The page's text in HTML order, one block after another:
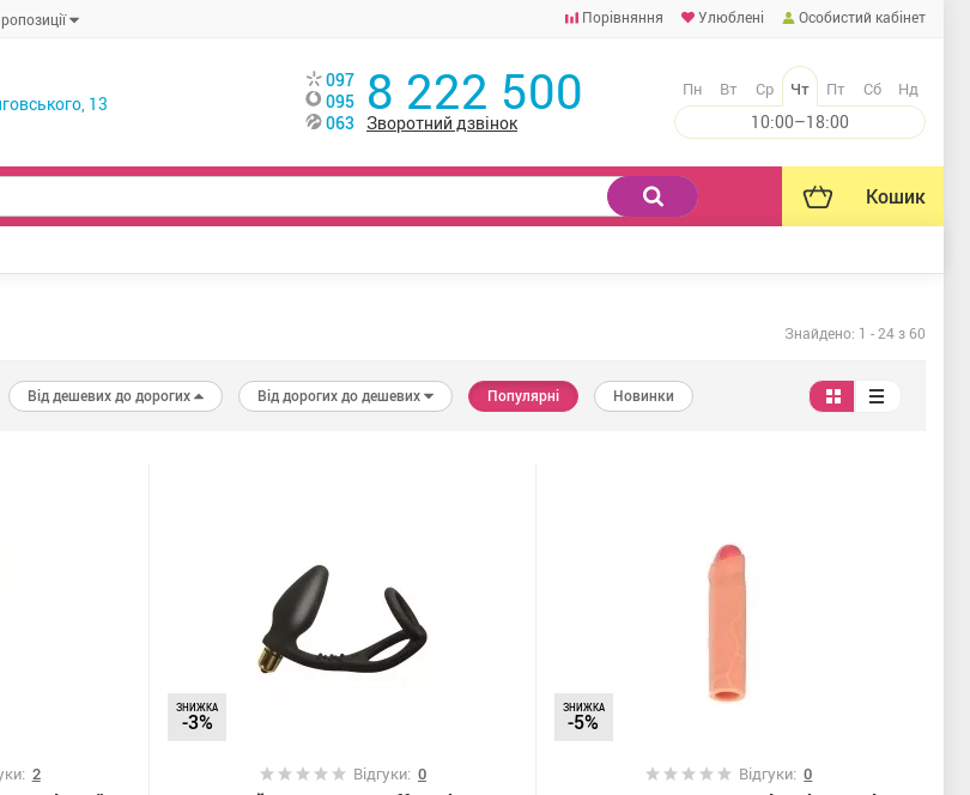
Порівняння Улюблені Особистий кабінет
13
097
095
063
8 222 500
Зворотний дзвінок
Пн Вт Ср Чт Пт Сб Нд
10:00–18:00
Кошик
Знайдено: 1 -24з 60
Від дешевих до дорогих Від дорогих до дешевих Популярні Новинки
2
ЗНИЖКА
-3%
Відгуки: 0
ЗНИЖКА
-5%
Відгуки:0